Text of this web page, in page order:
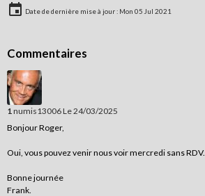
Date de dernière mise à jour : Mon 05 Jul 2021
Commentaires
1numis13006Le 24/03/2025
Bonjour Roger,
Oui, vous pouvez venir nous voir mercredi sans RDV.
Bonne journée
Frank.